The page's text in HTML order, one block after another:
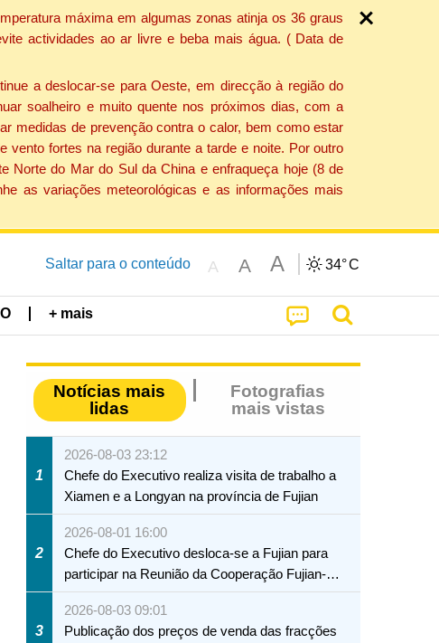
máxima em algumas zonas atinja os 36 graus
actividades ao ar livre e beba mais água. ( Data de
a deslocar-se para Oeste, em direcção à região do
soalheiro e muito quente nos próximos dias, com a
medidas de prevenção contra o calor, bem como estar
vento fortes na região durante a tarde e noite. Por outro
Norte do Mar do Sul da China e enfraqueça hoje (8 de
as variações meteorológicas e as informações mais
Saltar para o conteúdo A A A 34°C
+ mais
Notícias mais
lidas
Fotografias
mais vistas
1
2026-08-03 23:12
Chefe do Executivo realiza visita de trabalho a
Xiamen e a Longyan na província de Fujian
2
2026-08-01 16:00
Chefe do Executivo desloca-se a Fujian para
participar na Reunião da Cooperação Fujian-
Macau
3
2026-08-03 09:01
Publicação dos preços de venda das fracções